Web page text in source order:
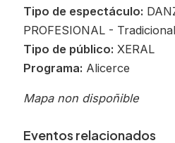
Tipo de espectáculo:
PROFESIONAL -
Tipo de público: XERAL
Programa: Alicerce
Mapa non dispoñible
Eventos relacionados